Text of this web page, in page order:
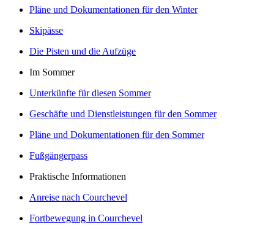
Pläne und Dokumentationen für den Winter
Skipässe
Die Pisten und die Aufzüge
Im Sommer
Unterkünfte für diesen Sommer
Geschäfte und Dienstleistungen für den Sommer
Pläne und Dokumentationen für den Sommer
Fußgängerpass
Praktische Informationen
Anreise nach Courchevel
Fortbewegung in Courchevel